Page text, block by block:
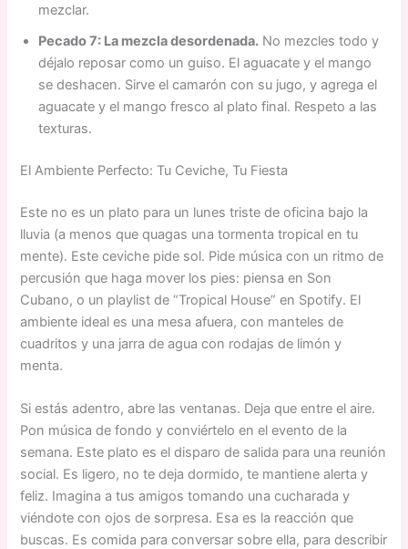
mezclar.
Pecado 7: La mezcla desordenada. No mezcles todo y
déjalo reposar como un guiso. El aguacate y el mango
se deshacen. Sirve el camarón con su jugo, y agrega el
aguacate y el mango fresco al plato final. Respeto a las
texturas.
El Ambiente Perfecto: Tu Ceviche, Tu Fiesta
Este no es un plato para un lunes triste de oficina bajo la
lluvia (a menos que quagas una tormenta tropical en tu
mente). Este ceviche pide sol. Pide música con un ritmo de
percusión que haga mover los pies: piensa en Son
Cubano, o un playlist de “Tropical House” en Spotify. El
ambiente ideal es una mesa afuera, con manteles de
cuadritos y una jarra de agua con rodajas de limón y
menta.
Si estás adentro, abre las ventanas. Deja que entre el aire.
Pon música de fondo y conviértelo en el evento de la
semana. Este plato es el disparo de salida para una reunión
social. Es ligero, no te deja dormido, te mantiene alerta y
feliz. Imagina a tus amigos tomando una cucharada y
viéndote con ojos de sorpresa. Esa es la reacción que
buscas. Es comida para conversar sobre ella, para describir